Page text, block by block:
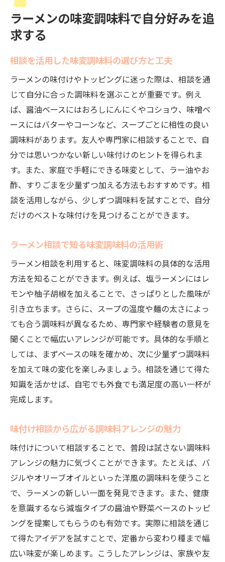
ラーメンの味変調味料で自分好みを追
求する
相談を活用した味変調味料の選び方と工夫
ラーメンの味付けやトッピングに迷った際は、相談を通
じて自分に合った調味料を選ぶことが重要です。例え
ば、醤油ベースにはおろしにんにくやコショウ、味噌ベ
ースにはバターやコーンなど、スープごとに相性の良い
調味料があります。友人や専門家に相談することで、自
分では思いつかない新しい味付けのヒントを得られま
す。また、家庭で手軽にできる味変として、ラー油やお
酢、すりごまを少量ずつ加える方法もおすすめです。相
談を活用しながら、少しずつ調味料を試すことで、自分
だけのベストな味付けを見つけることができます。
ラーメン相談で知る味変調味料の活用術
ラーメン相談を利用すると、味変調味料の具体的な活用
方法を知ることができます。例えば、塩ラーメンにはレ
モンや柚子胡椒を加えることで、さっぱりとした風味が
引き立ちます。さらに、スープの温度や麺の太さによっ
ても合う調味料が異なるため、専門家や経験者の意見を
聞くことで幅広いアレンジが可能です。具体的な手順と
しては、まずベースの味を確かめ、次に少量ずつ調味料
を加えて味の変化を楽しみましょう。相談を通じて得た
知識を活かせば、自宅でも外食でも満足度の高い一杯が
完成します。
味付け相談から広がる調味料アレンジの魅力
味付けについて相談することで、普段は試さない調味料
アレンジの魅力に気づくことができます。たとえば、バ
ジルやオリーブオイルといった洋風の調味料を使うこと
で、ラーメンの新しい一面を発見できます。また、健康
を意識するなら減塩タイプの醤油や野菜ベースのトッピ
ングを提案してもらうのも有効です。実際に相談を通じ
て得たアイデアを試すことで、定番から変わり種まで幅
広い味変が楽しめます。こうしたアレンジは、家族や友